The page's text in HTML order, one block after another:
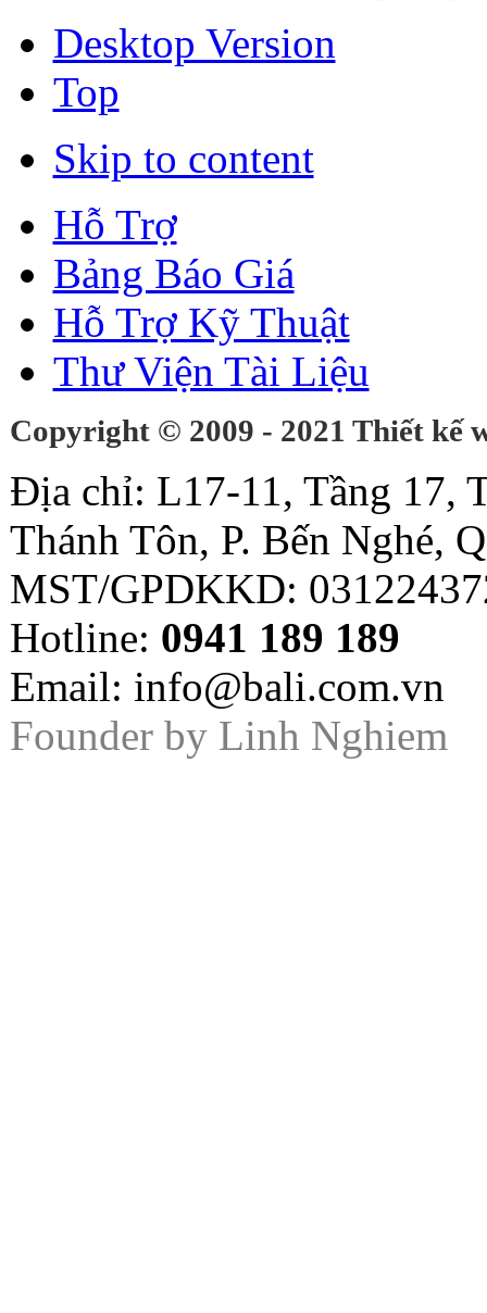
Desktop Version
Top
Skip to content
Hỗ Trợ
Bảng Báo Giá
Hỗ Trợ Kỹ Thuật
Thư Viện Tài Liệu
Copyright © 2009 - 2021 Thiết kế
Địa chỉ: L17-11, Tầng 17,
Thánh Tôn, P. Bến Nghé,
MST/GPDKKD:
Hotline: 0941 189 189
Email: info@bali.com.vn
Founder by Linh Nghiem